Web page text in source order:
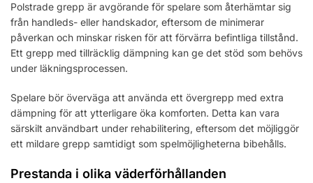
Polstrade grepp är avgörande för spelare som återhämtar sig
från handleds- eller handskador, eftersom de minimerar
påverkan och minskar risken för att förvärra befintliga tillstånd.
Ett grepp med tillräcklig dämpning kan ge det stöd som behövs
under läkningsprocessen.
Spelare bör överväga att använda ett övergrepp med extra
dämpning för att ytterligare öka komforten. Detta kan vara
särskilt användbart under rehabilitering, eftersom det möjliggör
ett mildare grepp samtidigt som spelmöjligheterna bibehålls.
Prestanda i olika väderförhållanden